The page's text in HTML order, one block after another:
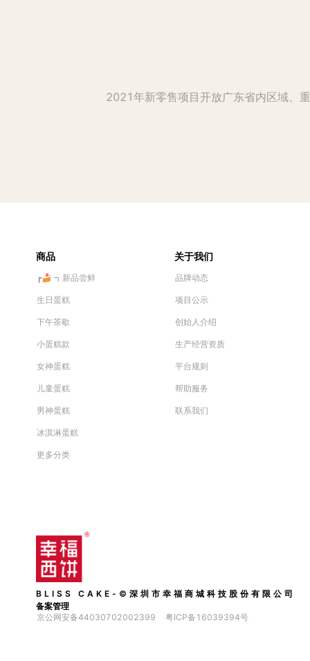
2021年新零售项目开放广东省内区域、
商品
┏🍰 ┓新品尝鲜
生日蛋糕
下午茶歇
小蛋糕款
女神蛋糕
儿童蛋糕
男神蛋糕
冰淇淋蛋糕
更多分类
关于我们
品牌动态
项目公示
创始人介绍
生产经营资质
平台规则
帮助服务
联系我们
BLISS CAKE-©深圳市幸福商城科技股份有限公司
备案管理
京公网安备44030702002399
粤ICP备16039394号